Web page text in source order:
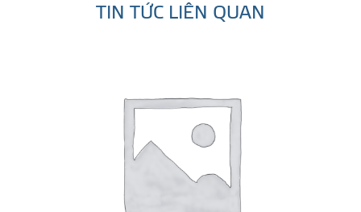
TIN TỨC LIÊN QUAN